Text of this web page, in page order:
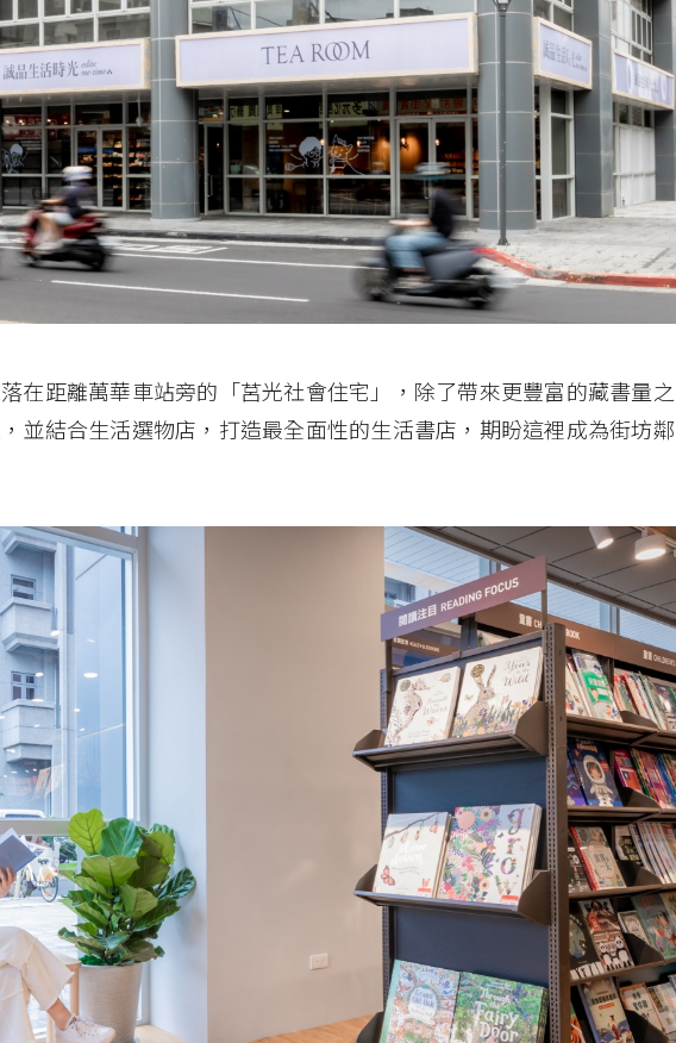
在距離萬華車站旁的「莒光社會住宅」，除了帶來更豐富的藏書量之
並結合生活選物店，打造最全面性的生活書店，期盼這裡成為街坊鄰